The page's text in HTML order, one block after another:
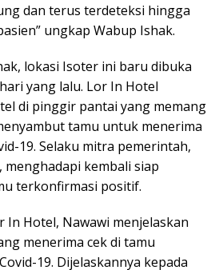
dan terus terdeteksi hingga
ungkap Wabup Ishak.
lokasi Isoter ini baru dibuka
yang lalu. Lor In Hotel
di pinggir pantai yang memang
tamu untuk menerima
19. Selaku mitra pemerintah,
menghadapi kembali siap
terkonfirmasi positif.
In Hotel, Nawawi menjelaskan
menerima cek di tamu
19. Dijelaskannya kepada